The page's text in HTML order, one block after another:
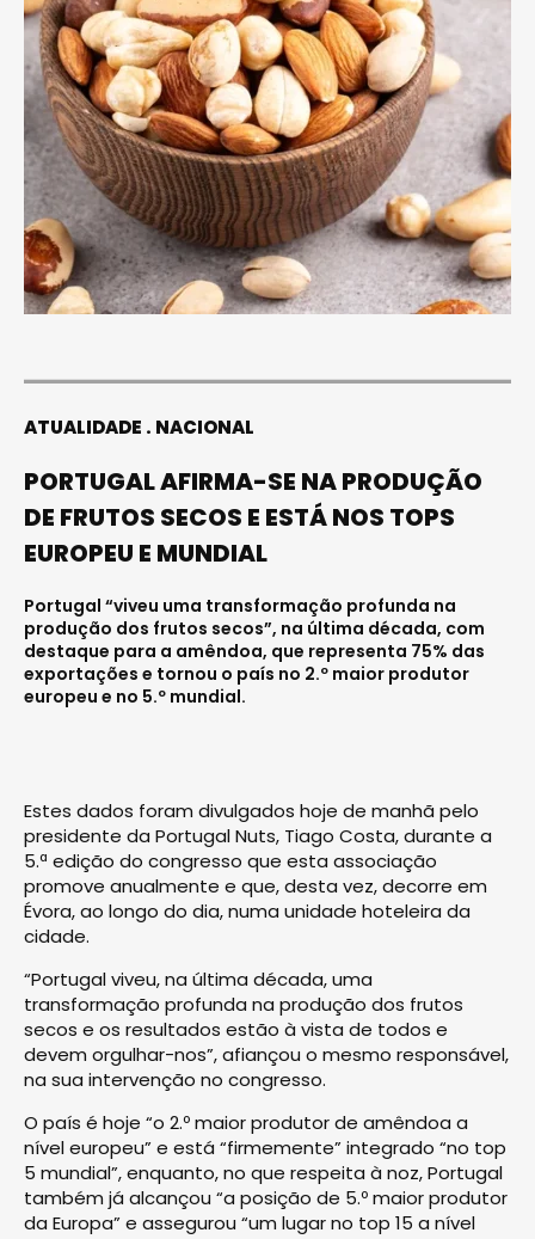
ATUALIDADE NACIONAL
PORTUGAL AFIRMA-SE NA PRODUÇÃO
DE FRUTOS SECOS E ESTÁ NOS TOPS
EUROPEU E MUNDIAL
Portugal “viveu uma transformação profunda na
produção dos frutos secos”, na última década, com
destaque para a amêndoa, que representa 75% das
exportações e tornou o país no 2.º maior produtor
europeu e no 5.º mundial.
Estes dados foram divulgados hoje de manhã pelo
presidente da Portugal Nuts, Tiago Costa, durante a
5.ª edição do congresso que esta associação
promove anualmente e que, desta vez, decorre em
Évora, ao longo do dia, numa unidade hoteleira da
cidade.
“Portugal viveu, na última década, uma
transformação profunda na produção dos frutos
secos e os resultados estão à vista de todos e
devem orgulhar-nos”, afiançou o mesmo responsável,
na sua intervenção no congresso.
O país é hoje “o 2.º maior produtor de amêndoa a
nível europeu” e está “firmemente” integrado “no top
5 mundial”, enquanto, no que respeita à noz, Portugal
também já alcançou “a posição de 5.º maior produtor
da Europa” e assegurou “um lugar no top 15 a nível